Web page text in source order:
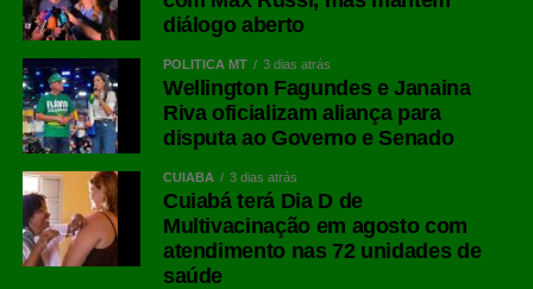
diálogo aberto
POLÍTICA MT 3 dias atrás
Wellington Fagundes e Janaina
Riva oficializam aliança para
disputa ao Governo e Senado
CUIABÁ 3 dias atrás
Cuiabá terá Dia D de
Multivacinação em agosto com
atendimento nas 72 unidades de
saúde